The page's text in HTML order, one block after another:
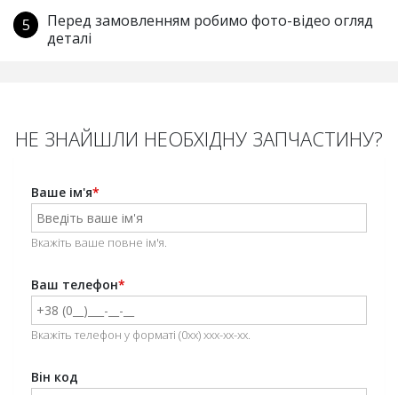
Перед замовленням робимо фото-відео огляд
деталі
НЕ ЗНАЙШЛИ НЕОБХІДНУ ЗАПЧАСТИНУ?
Ваше ім'я*
Вкажіть ваше повне ім'я.
Ваш телефон*
Вкажіть телефон у форматі (0xx) xxx-xx-xx.
Вiн код